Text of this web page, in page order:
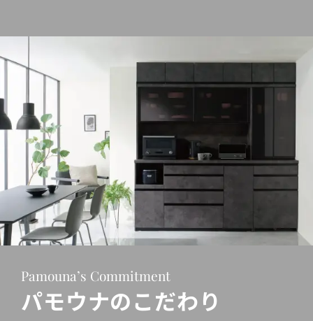
Pamouna’s Commitment
パモウナのこだわり